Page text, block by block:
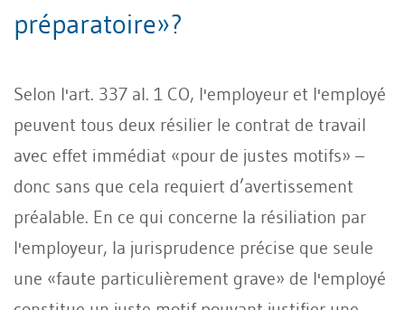
préparatoire»?
Selon l'art. 337 al. 1 CO, l'employeur et l'employé
peuvent tous deux résilier le contrat de travail
avec effet immédiat «pour de justes motifs» –
donc sans que cela requiert d’avertissement
préalable. En ce qui concerne la résiliation par
l'employeur, la jurisprudence précise que seule
une «faute particulièrement grave» de l'employé